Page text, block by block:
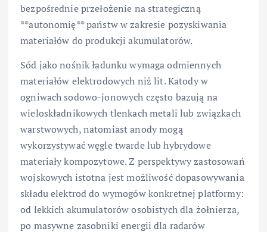
bezpośrednie przełożenie na strategiczną
**autonomię** państw w zakresie pozyskiwania
materiałów do produkcji akumulatorów.
Sód jako nośnik ładunku wymaga odmiennych
materiałów elektrodowych niż lit. Katody w
ogniwach sodowo-jonowych często bazują na
wieloskładnikowych tlenkach metali lub związkach
warstwowych, natomiast anody mogą
wykorzystywać węgle twarde lub hybrydowe
materiały kompozytowe. Z perspektywy zastosowań
wojskowych istotna jest możliwość dopasowywania
składu elektrod do wymogów konkretnej platformy:
od lekkich akumulatorów osobistych dla żołnierza,
po masywne zasobniki energii dla radarów